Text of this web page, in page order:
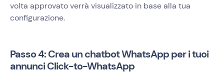
volta approvato verrà visualizzato in base alla tua
configurazione.
Passo 4: Crea un chatbot WhatsApp per i tuoi
annunci Click-to-WhatsApp